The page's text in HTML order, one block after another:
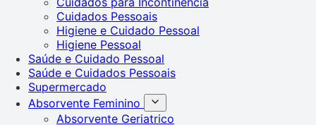
Cuidados Pessoais
Higiene e Cuidado Pessoal
Higiene Pessoal
Saúde e Cuidado Pessoal
Saúde e Cuidados Pessoais
Supermercado
Absorvente Feminino
Absorvente Geriatrico